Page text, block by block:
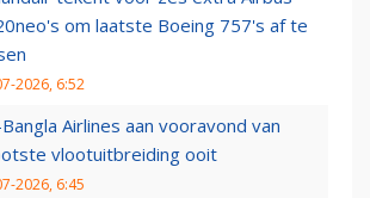
om laatste Boeing 757's af te
2026, 6:52
Bangla Airlines aan vooravond van
vlootuitbreiding ooit
2026, 6:45